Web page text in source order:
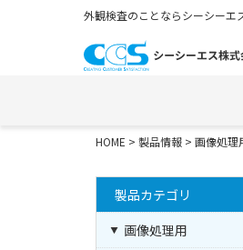
外観検査のことならシーシーエ
HOME > 製品情報 > 画像処理
製品カテゴリ
画像処理用